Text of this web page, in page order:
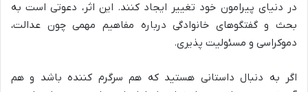
در دنیای پیرامون خود تغییر ایجاد کنند. این اثر، دعوتی است به
بحث و گفتگوهای خانوادگی درباره مفاهیم مهمی چون عدالت،
دموکراسی و مسئولیت پذیری.
اگر به دنبال داستانی هستید که هم سرگرم کننده باشد و هم